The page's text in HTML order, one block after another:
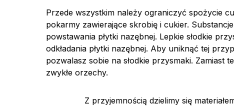
Przede wszystkim należy ograniczyć spożycie
pokarmy zawierające skrobię i cukier.
powstawania płytki nazębnej. Lepkie słodkie
odkładania płytki nazębnej. Aby uniknąć tej
pozwalasz sobie na słodkie przysmaki. Zamiast
zwykłe orzechy.
Z przyjemnością dzielimy się